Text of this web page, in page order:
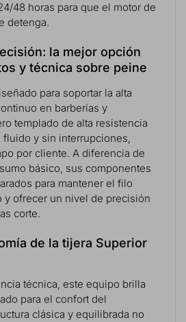
48 horas para que el motor de
detenga.
la mejor opción
y técnica sobre peine
para soportar la alta
en barberías y
templado de alta resistencia
fluido y sin interrupciones,
por cliente. A diferencia de
básico, sus componentes
para mantener el filo
y ofrecer un nivel de precisión
corte.
de la tijera Superior
técnica, este equipo brilla
para el confort del
clásica y equilibrada no